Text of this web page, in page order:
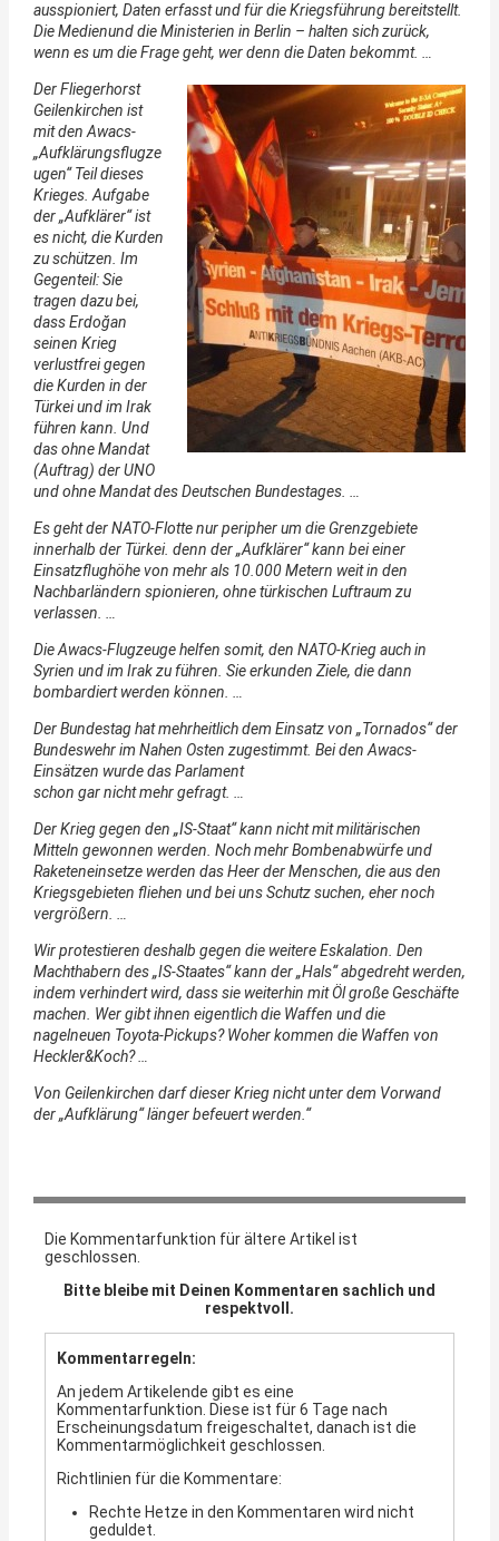
ausspioniert, Daten erfasst und für die Kriegsführung bereitstellt.
Die Medienund die Ministerien in Berlin – halten sich zurück,
wenn es um die Frage geht, wer denn die Daten bekommt. …
Der Fliegerhorst
Geilenkirchen ist
mit den Awacs-
„Aufklärungsflugze
ugen“ Teil dieses
Krieges. Aufgabe
der „Aufklärer“ ist
es nicht, die Kurden
zu schützen. Im
Gegenteil: Sie
tragen dazu bei,
dass Erdoğan
seinen Krieg
verlustfrei gegen
die Kurden in der
Türkei und im Irak
führen kann. Und
das ohne Mandat
(Auftrag) der UNO
und ohne Mandat des Deutschen Bundestages. …
Es geht der NATO-Flotte nur peripher um die Grenzgebiete
innerhalb der Türkei. denn der „Aufklärer“ kann bei einer
Einsatzflughöhe von mehr als 10.000 Metern weit in den
Nachbarländern spionieren, ohne türkischen Luftraum zu
verlassen. …
Die Awacs-Flugzeuge helfen somit, den NATO-Krieg auch in
Syrien und im Irak zu führen. Sie erkunden Ziele, die dann
bombardiert werden können. …
Der Bundestag hat mehrheitlich dem Einsatz von „Tornados“ der
Bundeswehr im Nahen Osten zugestimmt. Bei den Awacs-
Einsätzen wurde das Parlament
schon gar nicht mehr gefragt. …
Der Krieg gegen den „IS-Staat“ kann nicht mit militärischen
Mitteln gewonnen werden. Noch mehr Bombenabwürfe und
Raketeneinsetze werden das Heer der Menschen, die aus den
Kriegsgebieten fliehen und bei uns Schutz suchen, eher noch
vergrößern. …
Wir protestieren deshalb gegen die weitere Eskalation. Den
Machthabern des „IS-Staates“ kann der „Hals“ abgedreht werden,
indem verhindert wird, dass sie weiterhin mit Öl große Geschäfte
machen. Wer gibt ihnen eigentlich die Waffen und die
nagelneuen Toyota-Pickups? Woher kommen die Waffen von
Heckler&Koch? …
Von Geilenkirchen darf dieser Krieg nicht unter dem Vorwand
der „Aufklärung“ länger befeuert werden.“
Die Kommentarfunktion für ältere Artikel ist
geschlossen.
Bitte bleibe mit Deinen Kommentaren sachlich und
respektvoll.
Kommentarregeln:
An jedem Artikelende gibt es eine
Kommentarfunktion. Diese ist für 6 Tage nach
Erscheinungsdatum freigeschaltet, danach ist die
Kommentarmöglichkeit geschlossen.
Richtlinien für die Kommentare:
Rechte Hetze in den Kommentaren wird nicht
geduldet.